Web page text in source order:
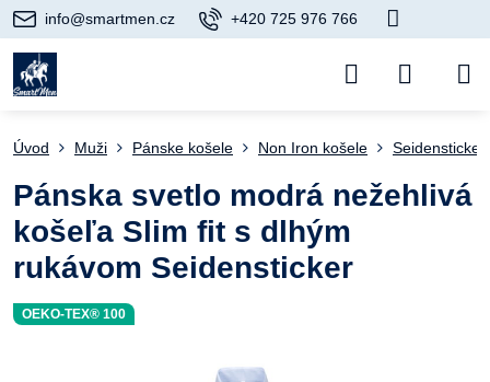
info@smartmen.cz +420 725 976 766
OEKO-TEX® 100
Úvod Muži Pánske košele Non Iron košele Seidensticker
Pánska svetlo modrá nežehlivá
košeľa Slim fit s dlhým
rukávom Seidensticker